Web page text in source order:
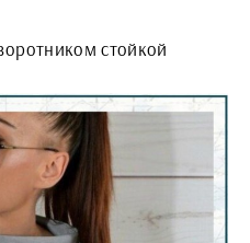
стойкой